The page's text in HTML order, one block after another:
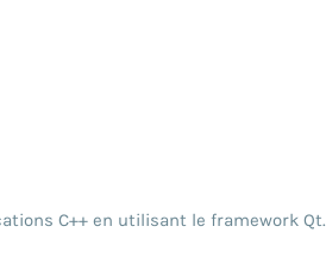
C++ en utilisant le framework Qt.